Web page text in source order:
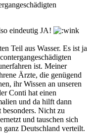
eindeutig JA!
Teil aus Wasser. Es ist ja
ist. Meiner
Ärzte, die genügend
ihr Wissen an unseren
Conti hat einen
und da hilft dann
Nicht zu
und tauschen sich
ganz Deutschland verteilt.